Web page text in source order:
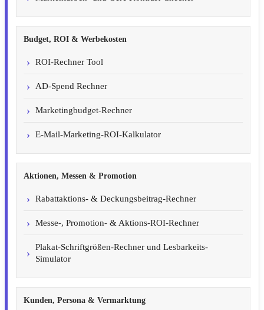
Budget, ROI & Werbekosten
ROI-Rechner Tool
AD-Spend Rechner
Marketingbudget-Rechner
E-Mail-Marketing-ROI-Kalkulator
Aktionen, Messen & Promotion
Rabattaktions- & Deckungsbeitrag-Rechner
Messe-, Promotion- & Aktions-ROI-Rechner
Plakat-Schriftgrößen-Rechner und Lesbarkeits-
Simulator
Kunden, Persona & Vermarktung